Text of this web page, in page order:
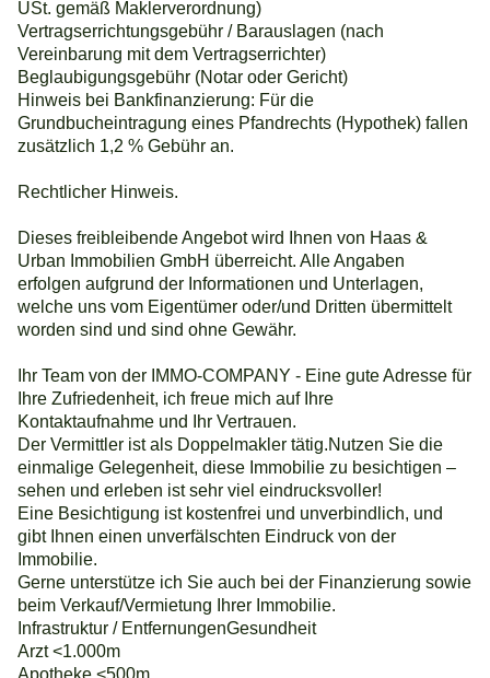
USt. gemäß Maklerverordnung)
Vertragserrichtungsgebühr / Barauslagen (nach
Vereinbarung mit dem Vertragserrichter)
Beglaubigungsgebühr (Notar oder Gericht)
Hinweis bei Bankfinanzierung: Für die
Grundbucheintragung eines Pfandrechts (Hypothek) fallen
zusätzlich 1,2 % Gebühr an.
Rechtlicher Hinweis.
Dieses freibleibende Angebot wird Ihnen von Haas &
Urban Immobilien GmbH überreicht. Alle Angaben
erfolgen aufgrund der Informationen und Unterlagen,
welche uns vom Eigentümer oder/und Dritten übermittelt
worden sind und sind ohne Gewähr.
Ihr Team von der IMMO-COMPANY - Eine gute Adresse für
Ihre Zufriedenheit, ich freue mich auf Ihre
Kontaktaufnahme und Ihr Vertrauen.
Der Vermittler ist als Doppelmakler tätig.Nutzen Sie die
einmalige Gelegenheit, diese Immobilie zu besichtigen –
sehen und erleben ist sehr viel eindrucksvoller!
Eine Besichtigung ist kostenfrei und unverbindlich, und
gibt Ihnen einen unverfälschten Eindruck von der
Immobilie.
Gerne unterstütze ich Sie auch bei der Finanzierung sowie
beim Verkauf/Vermietung Ihrer Immobilie.
Infrastruktur / EntfernungenGesundheit
Arzt <1.000m
Apotheke <500m